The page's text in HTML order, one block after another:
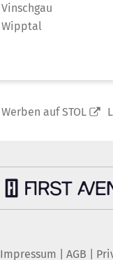
Vinschgau
Wipptal
Werben auf STOL
Impressum AGB